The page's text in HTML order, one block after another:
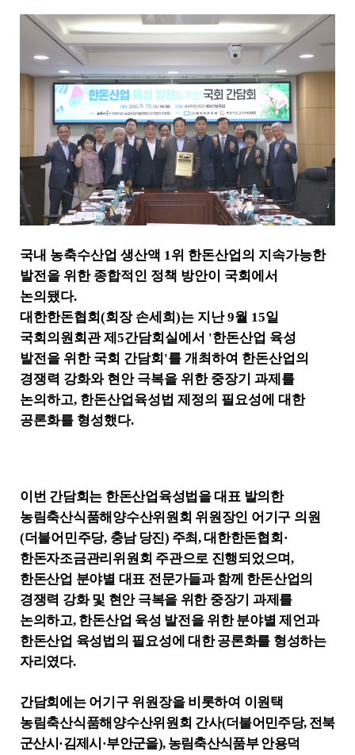
작
첨
부
파
일
내
을
제
니
다
국내 농축수산업 생산액 1 위 한돈산업의 지속가능한
발전을 위한 종합적인 정책 방안이 국회에서
논의됐다.
대한한돈협회 (회장 손세희 )는 지난9월 15일
국회의원회관 제 5간담회실에서 '한돈산업 육성
발전을 위한 국회 간담회 '를 개최하여 한돈산업의
경쟁력 강화와 현안 극복을 위한 중장기 과제를
논의하고, 한돈산업육성법 제정의 필요성에 대한
공론화를 형성했다.
이번 간담회는 한돈산업육성법을 대표 발의한
농림축산식품해양수산위원회 위원장인 어기구 의원
(더불어민주당, 충남 당진) 주최 ,대한한돈협회 ·
한돈자조금관리위원회 주관으로 진행되었으며,
한돈산업 분야별 대표 전문가들과 함께 한돈산업의
경쟁력 강화 및 현안 극복을 위한 중장기 과제를
논의하고, 한돈산업 육성 발전을 위한 분야별 제언과
한돈산업 육성법의 필요성에 대한 공론화를 형성하는
자리였다.
간담회에는 어기구 위원장을 비롯하여 이원택
농림축산식품해양수산위원회 간사(더불어민주당, 전북
군산시 ·김제시 ·부안군을), 농림축산식품부 안용덕